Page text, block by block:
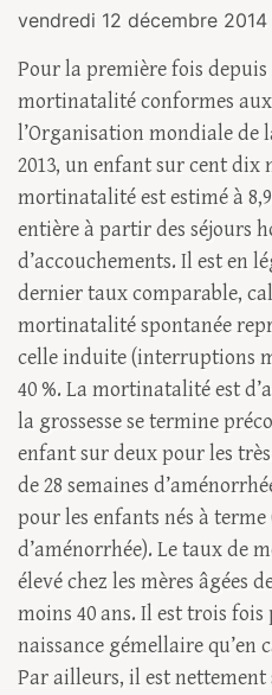
vendredi 12 décembre 2014
Pour la première fois depuis
mortinatalité conformes
l’Organisation mondiale de
2013, un enfant sur cent dix
mortinatalité est estimé à
entière à partir des séjours
d’accouchements. Il est en
dernier taux comparable,
mortinatalité spontanée
celle induite (interruptions
40 %. La mortinatalité est
la grossesse se termine
enfant sur deux pour les
de 28 semaines
pour les enfants nés à terme
d’aménorrhée). Le taux de
élevé chez les mères âgées
moins 40 ans. Il est trois
naissance gémellaire qu’en
Par ailleurs, il est nettement